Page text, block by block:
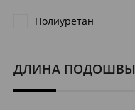
Полиуретан
ДЛИНА ПОДОШВЫ